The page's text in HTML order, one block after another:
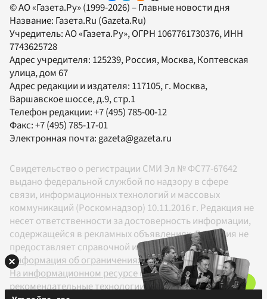
© АО «Газета.Ру» (1999-2026) – Главные новости дня
Название: Газета.Ru (Gazeta.Ru)
Учредитель:АО «Газета.Ру», ОГРН 1067761730376, ИНН
7743625728
Адрес учредителя: 125239, Россия, Москва, Коптевская
улица, дом 67
Адрес редакции и издателя: 117105, г. Москва,
Варшавское шоссе, д.9, стр.1
Телефон редакции:+7 (495) 785-00-12
Факс:+7 (495) 785-17-01
Электронная почта:gazeta@gazeta.ru
Свидетельство о регистрации СМИ Эл № ФС77-67642
выдано федеральной службой по надзору в сфере
связи, информационных технологий и массовых
коммуникаций (Роскомнадзор) 10.11.2016 г. Редакция не
несет ответственности за достоверность информации,
содержащейся в рекламных объявлениях. Редакция не
предоставляет справочной информации.
Информация об ограничениях
На информационном ресурсе применяются
рекомендательные технологии в соответствии с